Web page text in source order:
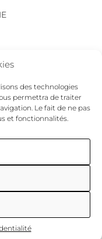
des technologies
permettra de traiter
Le fait de ne pas
et fonctionnalités.